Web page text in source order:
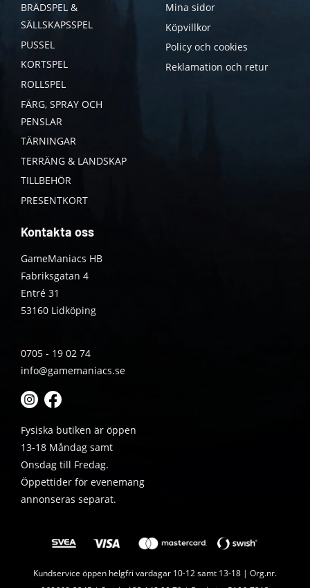
BRÄDSPEL &
SÄLLSKAPSSPEL
PUSSEL
KORTSPEL
ROLLSPEL
FÄRG, SPRAY OCH
PENSLAR
TÄRNINGAR
TERRÄNG & LANDSKAP
TILLBEHÖR
PRESENTKORT
Mina sidor
Köpvillkor
Policy och cookies
Reklamation och retur
Kontakta oss
GameManiacs HB
Fabriksgatan 4
Entré 31
53160 Lidköping
0705 - 19 02 74
info@gamemaniacs.se
Fysiska butiken är öppen
13-18 Måndag samt
Onsdag till Fredag.
Öppettider för evenemang
annonseras separat.
Kundservice öppen helgfri vardagar 10-12 samt 13-18 | Org.nr.